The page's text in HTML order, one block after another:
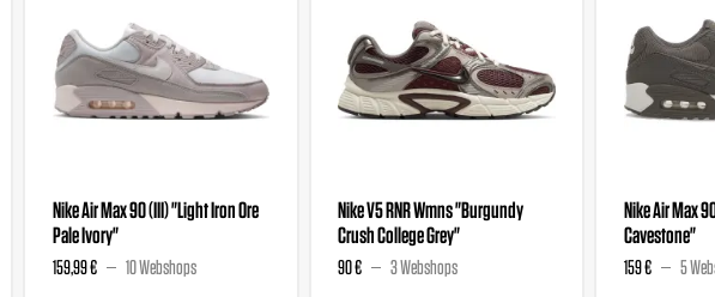
Nike Air Max 90 (III) "Light Iron Ore
Pale Ivory"
159,99 € 10 Webshops
Nike V5 RNR Wmns "Burgundy
Crush College Grey"
90 € 3 Webshops
Nike Air Max
Cavestone"
159 € 5